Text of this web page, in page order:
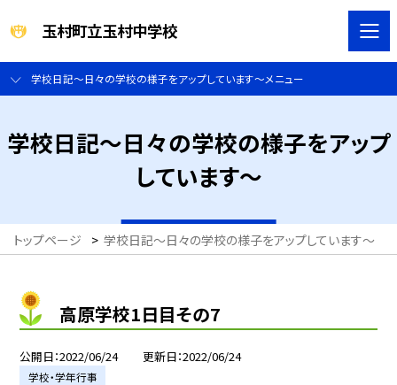
玉村町立玉村中学校
学校日記～日々の学校の様子をアップしています～メニュー
学校日記～日々の学校の様子をアップ
しています～
トップページ > 学校日記～日々の学校の様子をアップしています～
高原学校1日目その7
公開日 2022/06/24 更新日 2022/06/24
学校・学年行事